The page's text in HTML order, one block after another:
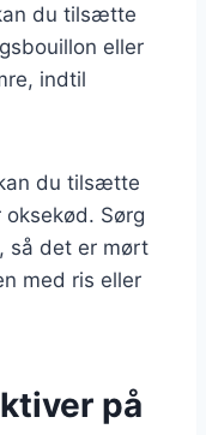
du tilsætte
eller
indtil
du tilsætte
Sørg
så det er mørt
med ris eller
på